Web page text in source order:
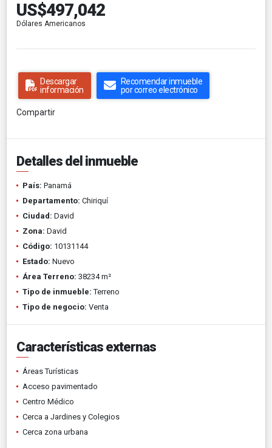
US$497,042
Dólares Americanos
Descargar
información
Recomendar inmueble
por correo electrónico
Compartir
Detalles del inmueble
País: Panamá
Departamento: Chiriquí
Ciudad: David
Zona: David
Código: 10131144
Estado: Nuevo
Área Terreno: 38234 m²
Tipo de inmueble: Terreno
Tipo de negocio: Venta
Características externas
Áreas Turísticas
Acceso pavimentado
Centro Médico
Cerca a Jardines y Colegios
Cerca zona urbana